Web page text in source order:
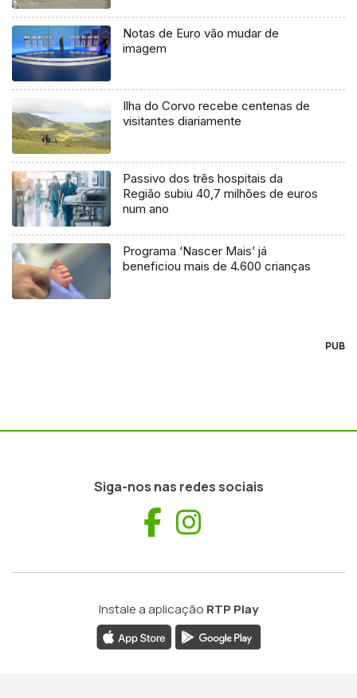
Notas de Euro vão mudar de
imagem
Ilha do Corvo recebe centenas de
visitantes diariamente
Passivo dos três hospitais da
Região subiu 40,7 milhões de euros
num ano
Programa ‘Nascer Mais’ já
beneficiou mais de 4.600 crianças
PUB
Siga-nos nas redes sociais
Facebook
Instale a aplicação RTP Play